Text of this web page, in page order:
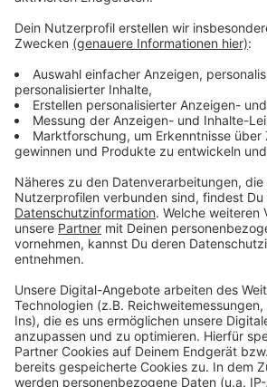
Spendenaktionen zu Weihnachten in
Düsseldorfer Weihnachtsmärkte
Der Paritätische Wohlfahrtsverband
Anzeige
Folge uns für mehr News &
Anzeige
Livestream|Instagram|Facebook|
Anzeige